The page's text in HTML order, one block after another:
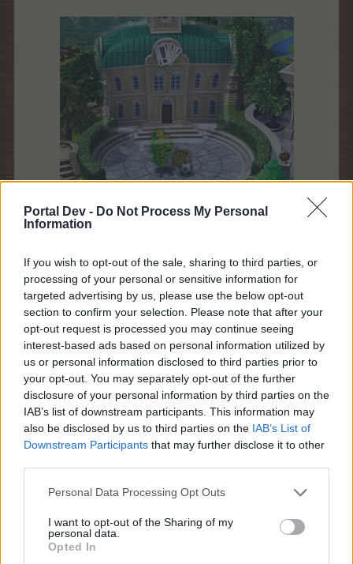
Portal Dev - Do Not Process My Personal
Information
If you wish to opt-out of the sale, sharing to third parties, or
processing of your personal or sensitive information for
targeted advertising by us, please use the below opt-out
section to confirm your selection. Please note that after your
opt-out request is processed you may continue seeing
interest-based ads based on personal information utilized by
us or personal information disclosed to third parties prior to
your opt-out. You may separately opt-out of the further
disclosure of your personal information by third parties on the
IAB’s list of downstream participants. This information may
also be disclosed by us to third parties on the IAB’s List of
Downstream Participants that may further disclose it to other
Personal Data Processing Opt Outs
I want to opt-out of the Sharing of my
personal data.
Opted In
сервера
Окончание:вторник, 21.07.2026, в 23:59 по времени
сервера
Длительность:40 дней
Как это работает
Начиная с 12 июня 2026 года, вы получите доступ к
календарю чемпионата фермы, чтобы получать
ежедневные призы:
через страницу новостей
через таймер событий
через городскую площадь (возле здания ЦДС)
Призы можно собирать по одному в календарные
Внимание! Если вы пропустили один из дней и не
взяли приз, этот приз можно забрать позже, но за ТП.